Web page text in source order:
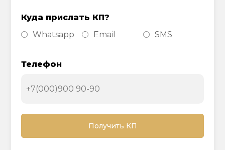
Куда прислать КП?
Whatsapp
Email SMS
Телефон